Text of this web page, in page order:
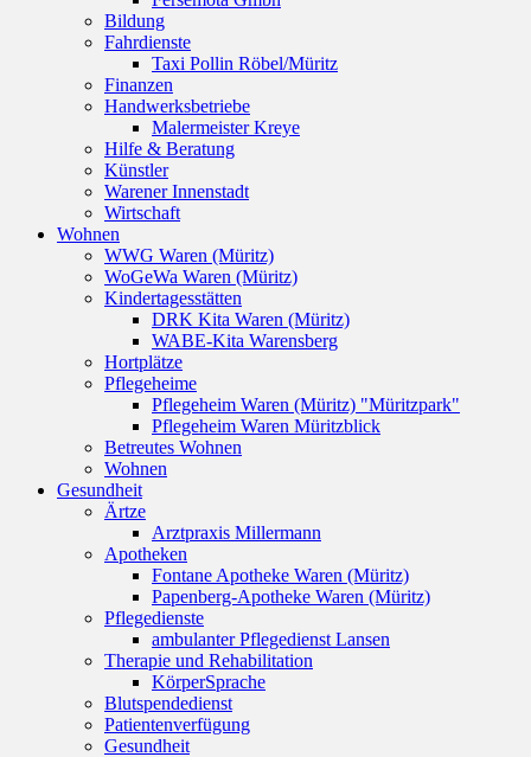
Bildung
Fahrdienste
Taxi Pollin Röbel/Müritz
Finanzen
Handwerksbetriebe
Malermeister Kreye
Hilfe & Beratung
Künstler
Warener Innenstadt
Wirtschaft
Wohnen
WWG Waren (Müritz)
WoGeWa Waren (Müritz)
Kindertagesstätten
DRK Kita Waren (Müritz)
WABE-Kita Warensberg
Hortplätze
Pflegeheime
Pflegeheim Waren (Müritz) "Müritzpark"
Pflegeheim Waren Müritzblick
Betreutes Wohnen
Wohnen
Gesundheit
Ärtze
Arztpraxis Millermann
Apotheken
Fontane Apotheke Waren (Müritz)
Papenberg-Apotheke Waren (Müritz)
Pflegedienste
ambulanter Pflegedienst Lansen
Therapie und Rehabilitation
KörperSprache
Blutspendedienst
Patientenverfügung
Gesundheit